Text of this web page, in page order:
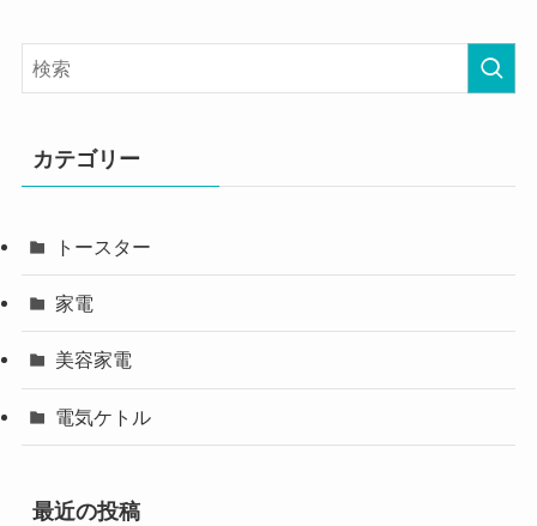
カテゴリー
トースター
家電
美容家電
電気ケトル
最近の投稿